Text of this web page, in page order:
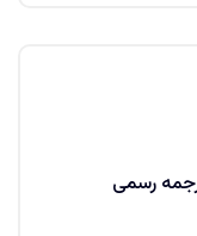
رسمی